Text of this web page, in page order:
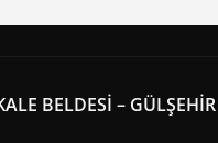
BELDESİ –